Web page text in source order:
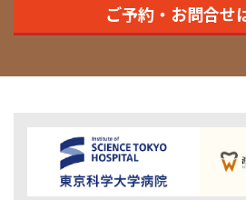
ご予約・お問合せ